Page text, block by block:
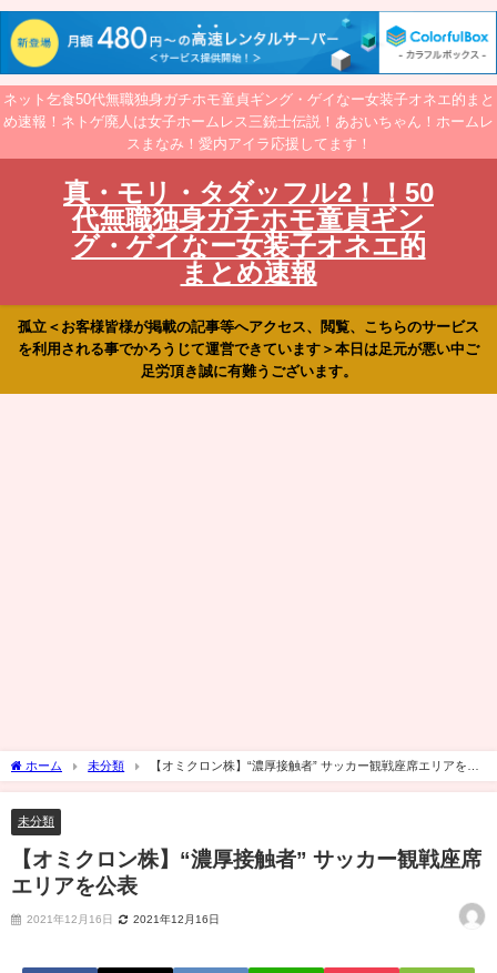
ネット乞食50代無職独身ガチホモ童貞ギング・ゲイなー女装子オネエ的まと
め速報！ネトゲ廃人は女子ホームレス三銃士伝説！あおいちゃん！ホームレ
スまなみ！愛内アイラ応援してます！
真・モリ・タダッフル2！！50
代無職独身ガチホモ童貞ギン
グ・ゲイなー女装子オネエ的
まとめ速報
孤立＜お客様皆様が掲載の記事等へアクセス、閲覧、こちらのサービス
を利用される事でかろうじて運営できています＞本日は足元が悪い中ご
足労頂き誠に有難うございます。
ホーム 未分類
【オミクロン株】“濃厚接触者” サッカー観戦座席エリアを公
表
未分類
【オミクロン株】“濃厚接触者” サッカー観戦座席
エリアを公表
2021年12月16日 2021年12月16日